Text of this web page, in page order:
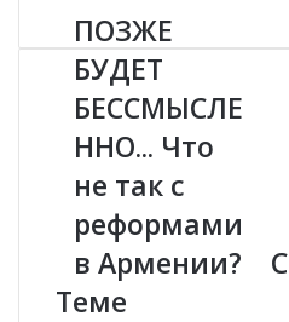
П
О
З
Ж
Е
Б
Д
Е
Б
Е
ПОЗЖЕ
БУДЕТ
БЕССМЫСЛЕ
ННО... Что
не так с
реформами
в Армении?
Теме